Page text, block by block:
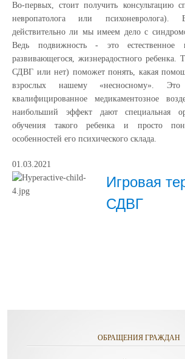
Во-первых, стоит получить консультацию
невропатолога или психоневролога).
действительно ли мы имеем дело с
Ведь подвижность - это естественное
развивающегося, жизнерадостного ребенка.
СДВГ или нет) поможет понять, какая
взрослых нашему «несносному».
квалифицированное медикаментозное
наибольший эффект дают специальная
обучения такого ребенка и просто
особенностей его психического склада.
01.03.2021
Игровая
СДВГ
ОБРАЩЕНИЯ ГРАЖДАН